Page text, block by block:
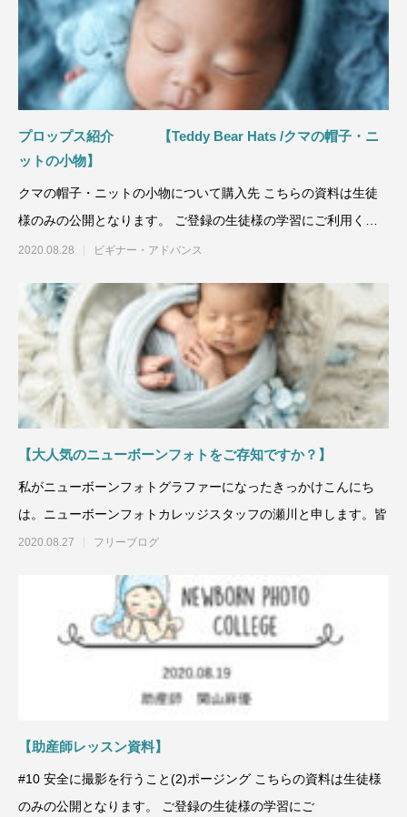
プロップス紹介 【Teddy Bear Hats /クマの帽子・ニ
ットの小物】
クマの帽子・ニットの小物について購入先 こちらの資料は生徒
様のみの公開となります。 ご登録の生徒様の学習にご利用くだ
さい。
2020.08.28 ビギナー・アドバンス
【大人気のニューボーンフォトをご存知ですか？】
私がニューボーンフォトグラファーになったきっかけこんにち
は。ニューボーンフォトカレッジスタッフの瀬川と申します。皆
2020.08.27 フリーブログ
【助産師レッスン資料】
#10 安全に撮影を行うこと(2)ポージング こちらの資料は生徒様
のみの公開となります。 ご登録の生徒様の学習にご